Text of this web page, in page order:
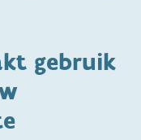
gebruik